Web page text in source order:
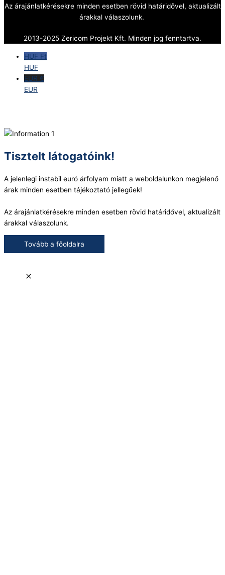
Az árajánlatkérésekre minden esetben rövid határidővel, aktualizált
árakkal válaszolunk.
2013-2025 Zericom Projekt Kft. Minden jog fenntartva.
HUF Ft
HUF
EUR €
EUR
Tisztelt látogatóink!
A jelenlegi instabil euró árfolyam miatt a weboldalunkon megjelenő
árak minden esetben tájékoztató jellegűek!
Az árajánlatkérésekre minden esetben rövid határidővel, aktualizált
árakkal válaszolunk.
Tovább a főoldalra